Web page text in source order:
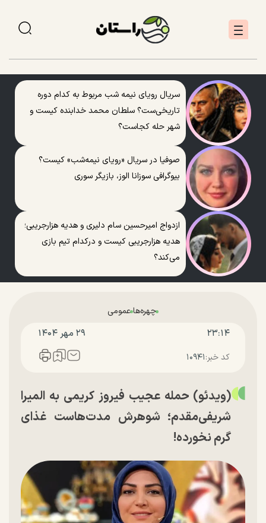
سریال رویای نیمه شب مربوط به کدام دوره
تاریخی‌ست؟ سلطان محمد خدابنده کیست و
شهر حله کجاست؟
صوفیا در سریال «رویای نیمه‌شب» کیست؟
بیوگرافی سوزانا الوز، بازیگر سوری
ازدواج امیرحسین سام دلیری و هدیه هزارجریبی؛
هدیه هزارجریبی کیست و درکدام تیم بازی
می‌کند؟
چهره‌هاعمومی
۲۳:۱۴ ۲۹ مهر ۱۴۰۴
کد خبر:۱۰۹۴۱
(ویدئو) حمله عجیب فیروز کریمی به المیرا
شریفی‌مقدم؛ شوهرش مدت‌هاست غذای
گرم نخورده!